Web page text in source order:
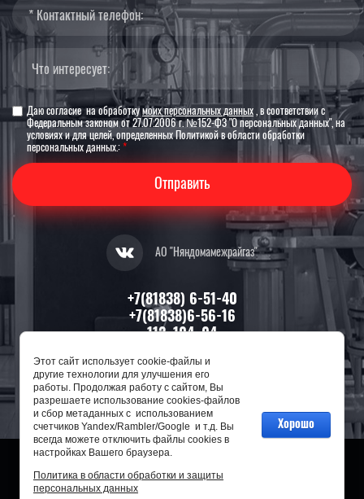
Даю согласие на обработку моих персональных данных , в соответствии с
Федеральным законом от 27.07.2006 г. №152-ФЗ "О персональных данных", на
условиях и для целей, определенных Политикой в области обработки
персональных данных.: *
Отправить
АО "Няндомамежрайгаз"
+7(81838) 6-51-40
+7(81838)6-56-16
112, 104, 04
164200, Архангельская область,
г. Няндома, ул. П.Морозова, д. 13
2014 - 2026 год
Этот сайт использует cookie-файлы и
другие технологии для улучшения его
работы. Продолжая работу с сайтом, Вы
разрешаете использование cookies-файлов
и сбор метаданных с использованием
счетчиков Yandex/Rambler/Google и т.д. Вы
всегда можете отключить файлы cookies в
настройках Вашего браузера.
Политика в области обработки и защиты
персональных данных
Хорошо